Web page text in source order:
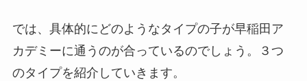
では、具体的にどのようなタイプの子が早稲田ア
カデミーに通うのが合っているのでしょう。３つ
のタイプを紹介していきます。